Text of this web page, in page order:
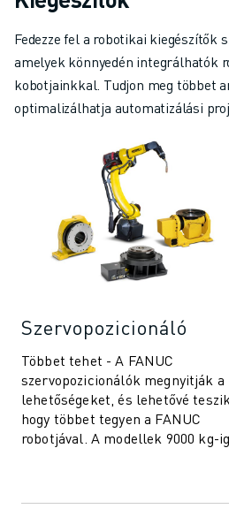
Fedezze fel a robotikai kiegészítők
amelyek könnyedén integrálhatók
kobotjainkkal. Tudjon meg többet
optimalizálhatja automatizálási
Szervopozicionáló
Többet tehet - A FANUC
szervopozicionálók megnyitják a
lehetőségeket, és lehetővé teszik,
hogy többet tegyen a FANUC
robotjával. A modellek 9000 kg-ig